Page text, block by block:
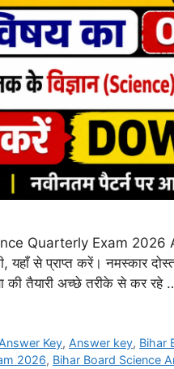
Quarterly Exam 2026
यहाँ से प्राप्त करें। नमस्कार
की तैयारी अच्छे तरीके से कर रहे
Key, Answer key, Bihar
2026, Bihar Board Science